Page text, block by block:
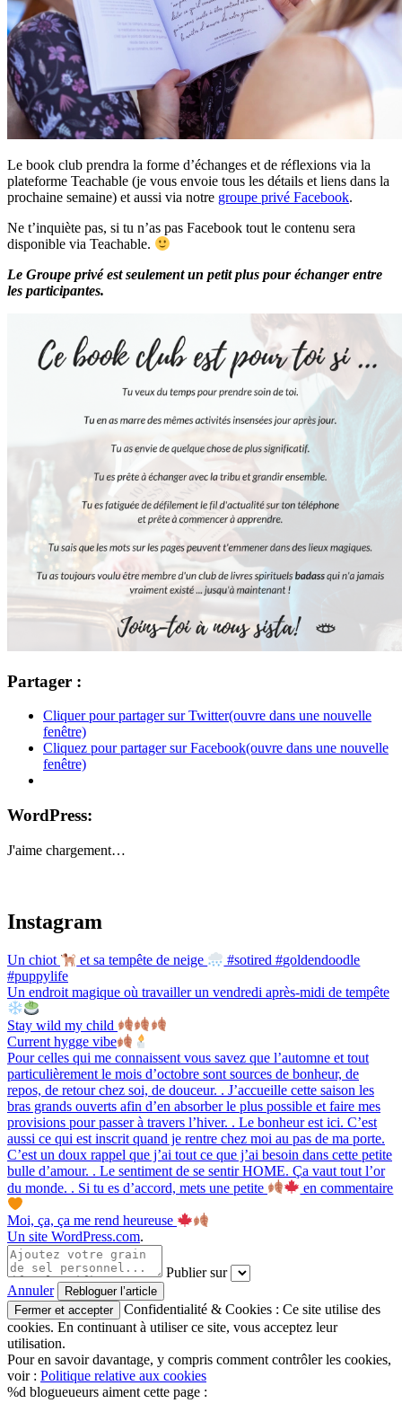
Le book club prendra la forme d’échanges et de réflexions via la
plateforme Teachable (je vous envoie tous les détails et liens dans la
prochaine semaine) et aussi via notre groupe privé Facebook.
Ne t’inquiète pas, si tu n’as pas Facebook tout le contenu sera
disponible via Teachable.
Le Groupe privé est seulement un petit plus pour échanger entre
les participantes.
Partager :
Cliquer pour partager sur Twitter(ouvre dans une nouvelle
fenêtre)
Cliquez pour partager sur Facebook(ouvre dans une nouvelle
fenêtre)
WordPress:
J'aime chargement…
Instagram
Un chiot et sa tempête de neige
#sotired #goldendoodle
#puppylife
Un endroit magique où travailler un vendredi après-midi de tempête
Stay wild my child
Current hygge vibe
Pour celles qui me connaissent vous savez que l’automne et tout
particulièrement le mois d’octobre sont sources de bonheur, de
repos, de retour chez soi, de douceur. . J’accueille cette saison les
bras grands ouverts afin d’en absorber le plus possible et faire mes
provisions pour passer à travers l’hiver. . Le bonheur est ici. C’est
aussi ce qui est inscrit quand je rentre chez moi au pas de ma porte.
C’est un doux rappel que j’ai tout ce que j’ai besoin dans cette petite
bulle d’amour. . Le sentiment de se sentir HOME. Ça vaut tout l’or
du monde. . Si tu es d’accord, mets une petite
en commentaire
Moi, ça, ça me rend heureuse
Un site WordPress.com.
Publier sur
Annuler
Confidentialité & Cookies : Ce site utilise des
cookies. En continuant à utiliser ce site, vous acceptez leur
utilisation.
Pour en savoir davantage, y compris comment contrôler les cookies,
voir : Politique relative aux cookies
%d blogueueurs aiment cette page :